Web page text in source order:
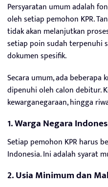
Persyaratan umum adalah
oleh setiap pemohon KPR.
tidak akan melanjutkan
setiap poin sudah terpenuhi
dokumen spesifik.
Secara umum, ada beberapa
dipenuhi oleh calon debitur.
kewarganegaraan, hingga
1. Warga Negara
Setiap pemohon KPR harus
Indonesia. Ini adalah syarat
2. Usia Minimum dan